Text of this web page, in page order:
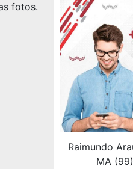
fotos.
Raimundo
MA